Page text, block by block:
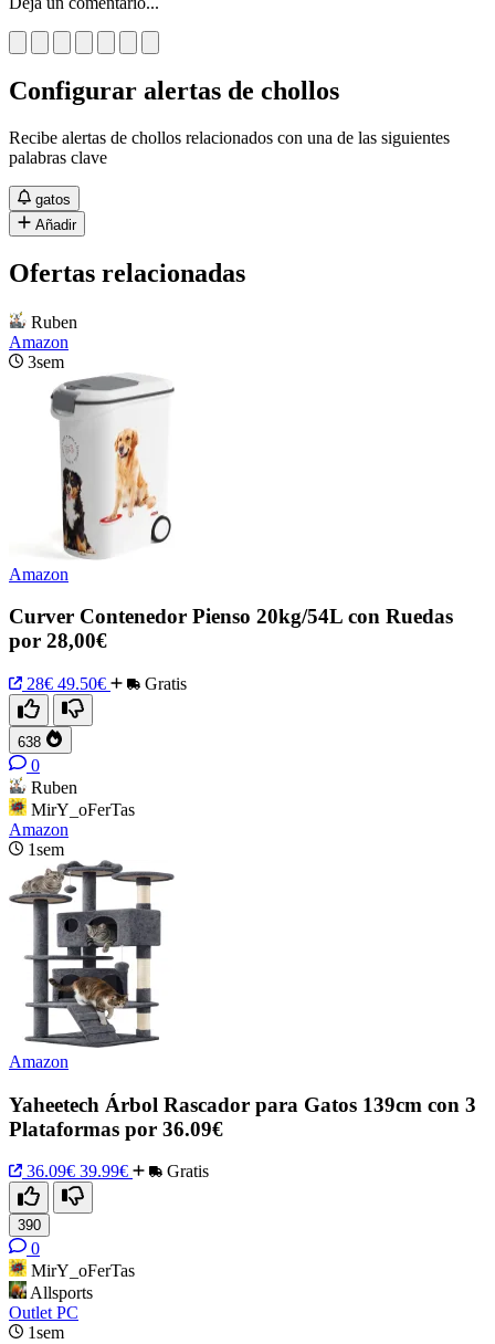
Configurar alertas de chollos
Recibe alertas de chollos relacionados con una de las siguientes
palabras clave
gatos
Añadir
Ofertas relacionadas
Ruben
Amazon
3sem
Amazon
Curver Contenedor Pienso 20kg/54L con Ruedas
por 28,00€
28€ 49.50€ Gratis
638
0
Ruben
MirY_oFerTas
Amazon
1sem
Amazon
Yaheetech Árbol Rascador para Gatos 139cm con 3
Plataformas por 36.09€
36.09€ 39.99€ Gratis
390
0
MirY_oFerTas
Allsports
Outlet PC
1sem